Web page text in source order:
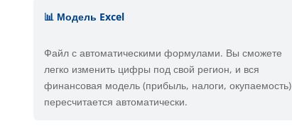
📊 Модель Excel
Файл с автоматическими формулами. Вы сможете
легко изменить цифры под свой регион, и вся
финансовая модель (прибыль, налоги, окупаемость)
пересчитается автоматически.